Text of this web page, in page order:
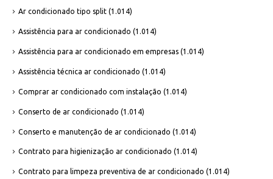
Ar condicionado tipo split (1.014)
Assistência para ar condicionado (1.014)
Assistência para ar condicionado em empresas (1.014)
Assistência técnica ar condicionado (1.014)
Comprar ar condicionado com instalação (1.014)
Conserto de ar condicionado (1.014)
Conserto e manutenção de ar condicionado (1.014)
Contrato para higienização ar condicionado (1.014)
Contrato para limpeza preventiva de ar condicionado (1.014)